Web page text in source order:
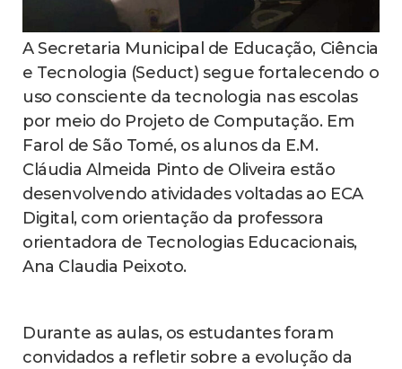
A Secretaria Municipal de Educação, Ciência
e Tecnologia (Seduct) segue fortalecendo o
uso consciente da tecnologia nas escolas
por meio do Projeto de Computação. Em
Farol de São Tomé, os alunos da E.M.
Cláudia Almeida Pinto de Oliveira estão
desenvolvendo atividades voltadas ao ECA
Digital, com orientação da professora
orientadora de Tecnologias Educacionais,
Ana Claudia Peixoto.
Durante as aulas, os estudantes foram
convidados a refletir sobre a evolução da